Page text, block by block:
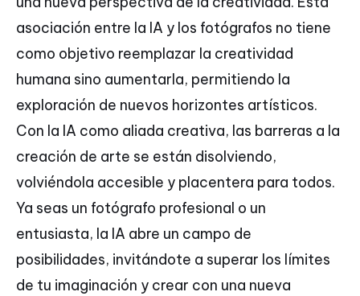
asociación entre la IA y los fotógrafos no tiene
como objetivo reemplazar la creatividad
humana sino aumentarla, permitiendo la
exploración de nuevos horizontes artísticos.
Con la IA como aliada creativa, las barreras a la
creación de arte se están disolviendo,
volviéndola accesible y placentera para todos.
Ya seas un fotógrafo profesional o un
entusiasta, la IA abre un campo de
posibilidades, invitándote a superar los límites
de tu imaginación y crear con una nueva